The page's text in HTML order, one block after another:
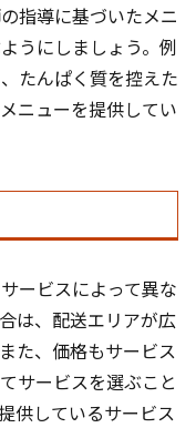
指導に基づいたメニ
うにしましょう。例
たんぱく質を控えた
ニューを提供してい
ービスによって異な
は、配送エリアが広
た、価格もサービス
サービスを選ぶこと
供しているサービス